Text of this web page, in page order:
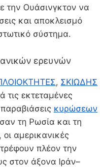
την Ουάσινγκτον να
και αποκλεισμό
σύστημα.
ερευνών
, ΣΚΙΩΔΗΣ
τις εκτεταμένες
κυρώσεων
τη Ρωσία και τη
αμερικανικές
πλέον την
στον άξονα Ιράν–